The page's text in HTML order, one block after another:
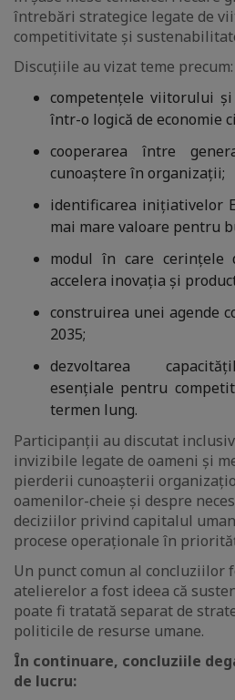
întrebări strategice legate de
competitivitate și
Discuțiile au vizat teme precum:
competențele viitorului
într-o logică de economie
cooperarea între
cunoaștere în organizații;
identificarea inițiativelor
mai mare valoare pentru
modul în care cerințele
accelera inovația și
construirea unei agende
2035;
dezvoltarea
esențiale pentru
termen lung.
Participanții au discutat
invizibile legate de oameni și
pierderii cunoașterii
oamenilor-cheie și despre
deciziilor privind capitalul
procese operaționale în
Un punct comun al concluziilor
atelierelor a fost ideea că
poate fi tratată separat de
politicile de resurse umane.
În continuare, concluziile
de lucru: